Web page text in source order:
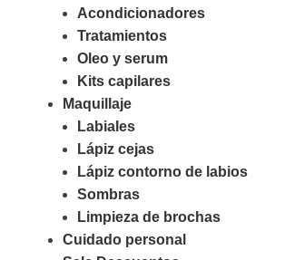
Acondicionadores
Tratamientos
Oleo y serum
Kits capilares
Maquillaje
Labiales
Lápiz cejas
Lápiz contorno de labios
Sombras
Limpieza de brochas
Cuidado personal